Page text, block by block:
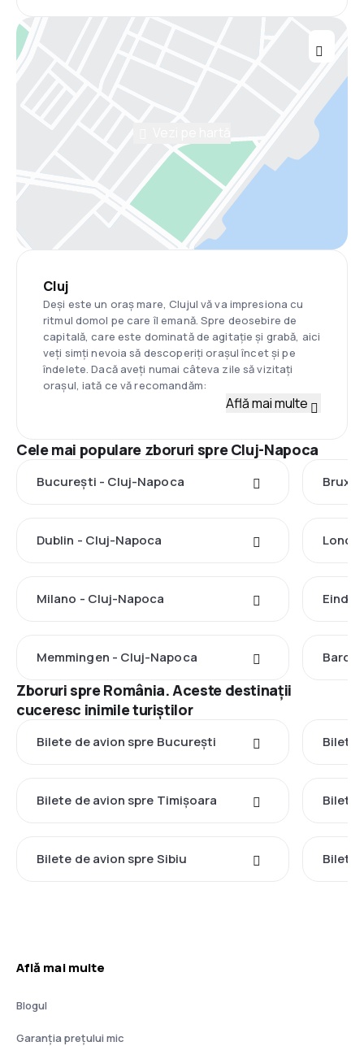
Cluj
Deși este un oraș mare, Clujul vă va impresiona cu
ritmul domol pe care îl emană. Spre deosebire de
capitală, care este dominată de agitație și grabă, aici
veți simți nevoia să descoperiți orașul încet și pe
îndelete. Dacă aveți numai câteva zile să vizitați
orașul, iată ce vă recomandăm:
Află mai multe
Cele mai populare zboruri spre Cluj-Napoca
București - Cluj-Napoca
Dublin - Cluj-Napoca
Milano - Cluj-Napoca
Memmingen - Cluj-Napoca
Zboruri spre România. Aceste destinații
cuceresc inimile turiștilor
Bilete de avion spre București Bilete
Bilete de avion spre Timișoara Bilete
Bilete de avion spre Sibiu Bilete
Află mai multe
Blogul
Garanția prețului mic